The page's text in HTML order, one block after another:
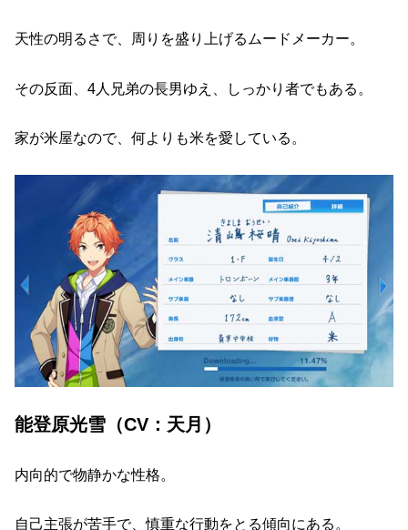
天性の明るさで、周りを盛り上げるムードメーカー。
その反面、4人兄弟の長男ゆえ、しっかり者でもある。
家が米屋なので、何よりも米を愛している。
能登原光雪（CV：天月）
内向的で物静かな性格。
自己主張が苦手で、慎重な行動をとる傾向にある。